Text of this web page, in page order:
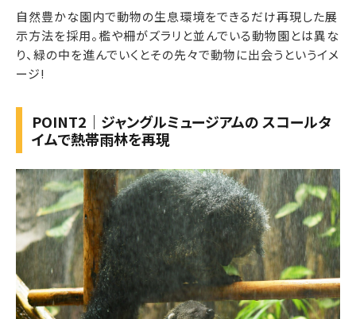
自然豊かな園内で動物の生息環境をできるだけ再現した展
示方法を採用。檻や柵がズラリと並んでいる動物園とは異な
り、緑の中を進んでいくとその先々で動物に出会うというイメ
ージ!
POINT2｜ジャングルミュージアムの スコールタ
イムで熱帯雨林を再現